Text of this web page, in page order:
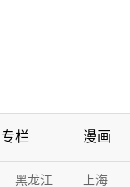
专栏 漫画
黑龙江
上海